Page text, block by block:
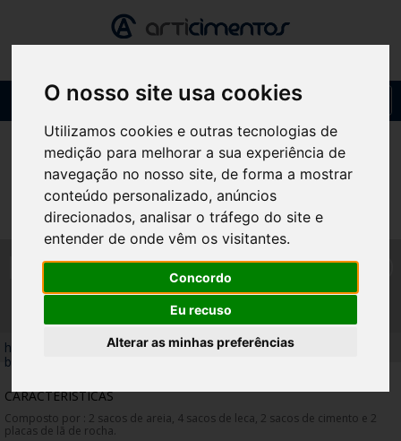
O nosso site usa cookies
Utilizamos cookies e outras tecnologias de
medição para melhorar a sua experiência de
navegação no nosso site, de forma a mostrar
conteúdo personalizado, anúncios
direcionados, analisar o tráfego do site e
entender de onde vêm os visitantes.
Concordo
Eu recuso
Alterar as minhas preferências
KIT ISOLAMENTO P/FORNO
DE BARRO
home /acessórios fornos/kit isolamento p/forno de
barro
CARACTERÍSTICAS
Composto por : 2 sacos de areia, 4 sacos de leca, 2 sacos de cimento e 2
placas de lã de rocha.